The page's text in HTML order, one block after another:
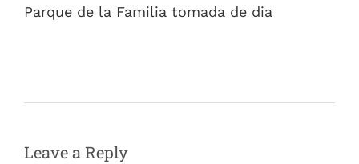
Parque de la Familia tomada de dia
Leave a Reply